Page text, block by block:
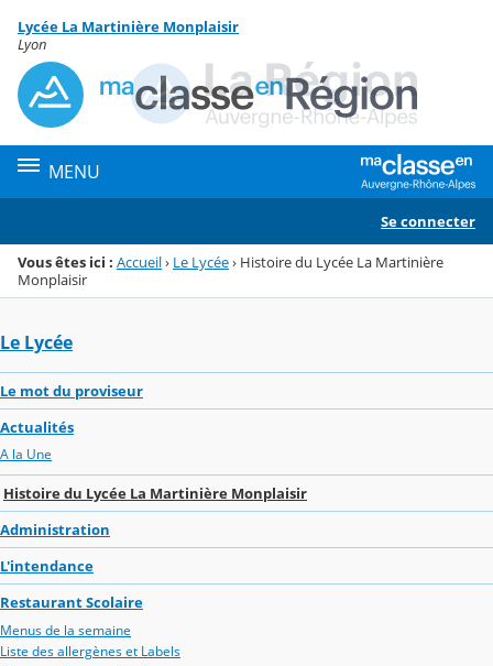
Menu de la rubrique
Contenu
Lycée La Martinière Monplaisir
Lyon
MENU
Se connecter
Vous êtes ici : Accueil› Le Lycée› Histoire du Lycée La Martinière
Monplaisir
Le Lycée
Le mot du proviseur
Actualités
A la Une
Histoire du Lycée La Martinière Monplaisir
Administration
L'intendance
Restaurant Scolaire
Menus de la semaine
Liste des allergènes et Labels